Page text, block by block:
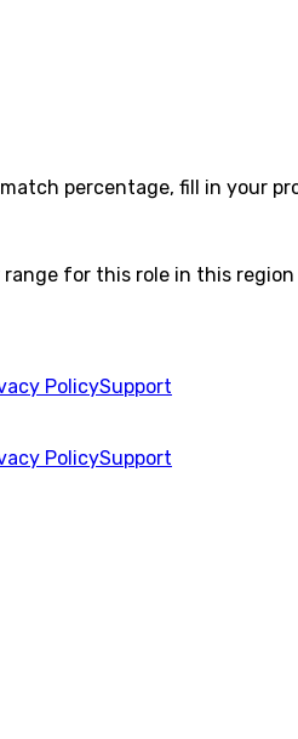
match percentage, fill in your
for this role in this
PolicySupport
PolicySupport